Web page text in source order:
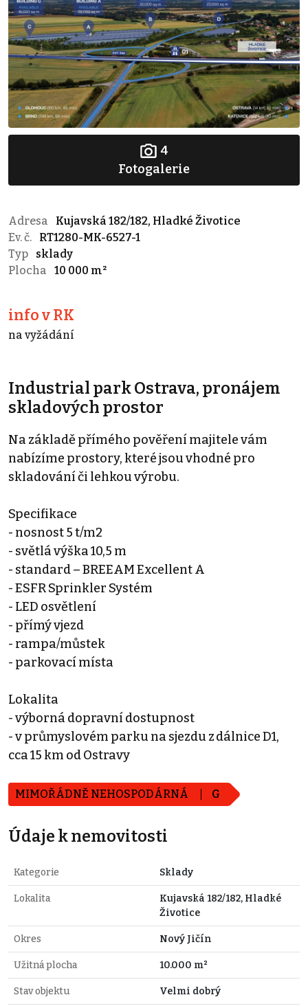
4
Fotogalerie
Adresa
Kujavská 182/182, Hladké Životice
Ev. č.
RT1280-MK-6527-1
Typ
sklady
Plocha
10 000 m²
info v RK
na vyžádání
Industrial park Ostrava, pronájem
skladových prostor
Na základě přímého pověření majitele vám
nabízíme prostory, které jsou vhodné pro
skladování či lehkou výrobu.
Specifikace
- nosnost 5 t/m2
- světlá výška 10,5 m
- standard – BREEAM Excellent A
- ESFR Sprinkler Systém
- LED osvětlení
- přímý vjezd
- rampa/můstek
- parkovací místa
Lokalita
- výborná dopravní dostupnost
- v průmyslovém parku na sjezdu z dálnice D1,
cca 15 km od Ostravy
MIMOŘÁDNĚ NEHOSPODÁRNÁ G
Údaje k nemovitosti
Kategorie Sklady
Lokalita
Kujavská 182/182, Hladké
Životice
Okres Nový Jičín
Užitná plocha 10.000 m²
Stav objektu Velmi dobrý